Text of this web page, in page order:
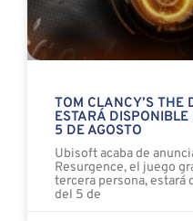
TOM CLANCY’S THE
ESTARÁ
5 DE AGOSTO
Ubisoft acaba de
Resurgence, el juego
tercera persona, estará
del 5 de